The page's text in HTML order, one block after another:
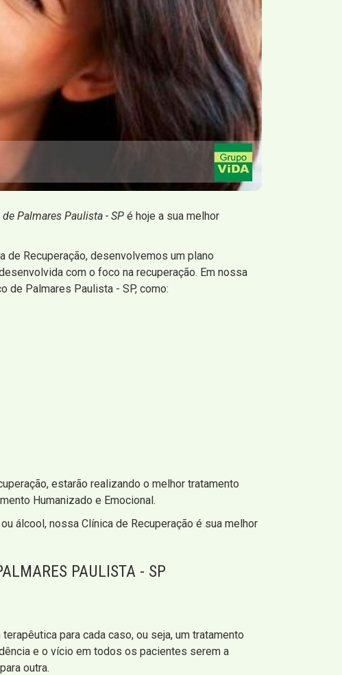
Palmares Paulista - SP é hoje a sua melhor
Recuperação, desenvolvemos um plano
com o foco na recuperação. Em nossa
de Palmares Paulista - SP, como:
estarão realizando o melhor tratamento
Humanizado e Emocional.
álcool, nossa Clínica de Recuperação é sua melhor
PAULISTA - SP
para cada caso, ou seja, um tratamento
e o vício em todos os pacientes serem a
outra.